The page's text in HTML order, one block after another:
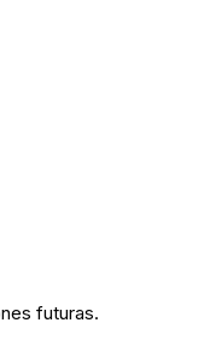
futuras.